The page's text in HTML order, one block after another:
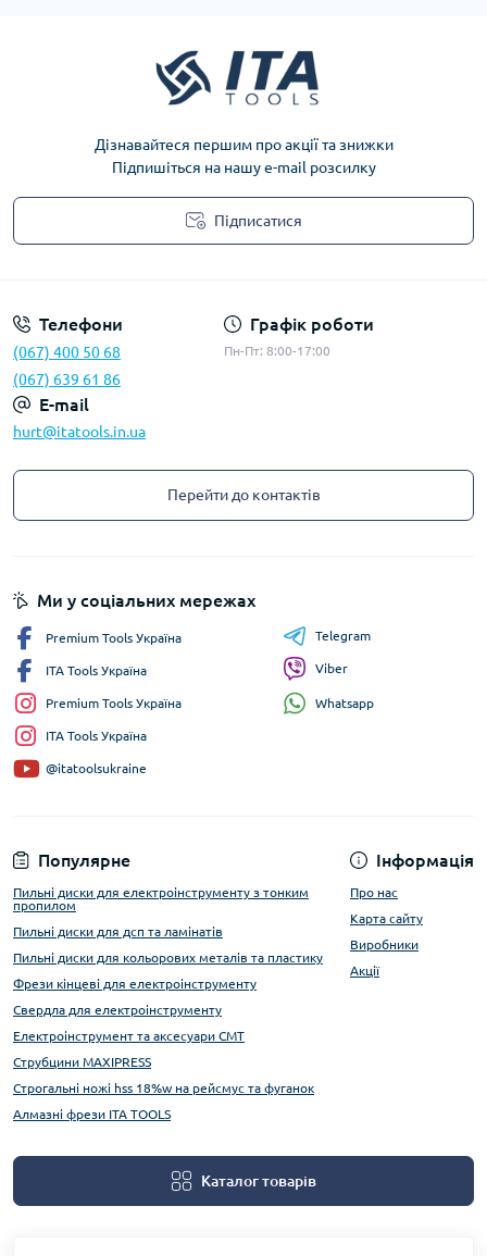
Дізнавайтеся першим про акції та знижки
Підпишіться на нашу e-mail розсилку
Підписатися
Телефони
(067) 400 50 68
(067) 639 61 86
Графік роботи
Пн-Пт: 8:00-17:00
E-mail
hurt@itatools.in.ua
Перейти до контактів
Популярне
Пильні диски для електроінструменту з тонким
пропилом
Пильні диски для дсп та ламінатів
Пильні диски для кольорових металів та пластику
Фрези кінцеві для електроінструменту
Свердла для електроінструменту
Електроінструмент та аксесуари CMT
Струбцини MAXIPRESS
Строгальні ножі hss 18%w на рейсмус та фуганок
Алмазні фрези ITA TOOLS
Інформація
Про нас
Карта сайту
Виробники
Акції
Каталог товарів
Ми у соціальних мережах
Premium Tools Україна
ITA Tools Україна
Premium Tools Україна
ITA Tools Україна
@itatoolsukraine
Telegram
Viber
Whatsapp